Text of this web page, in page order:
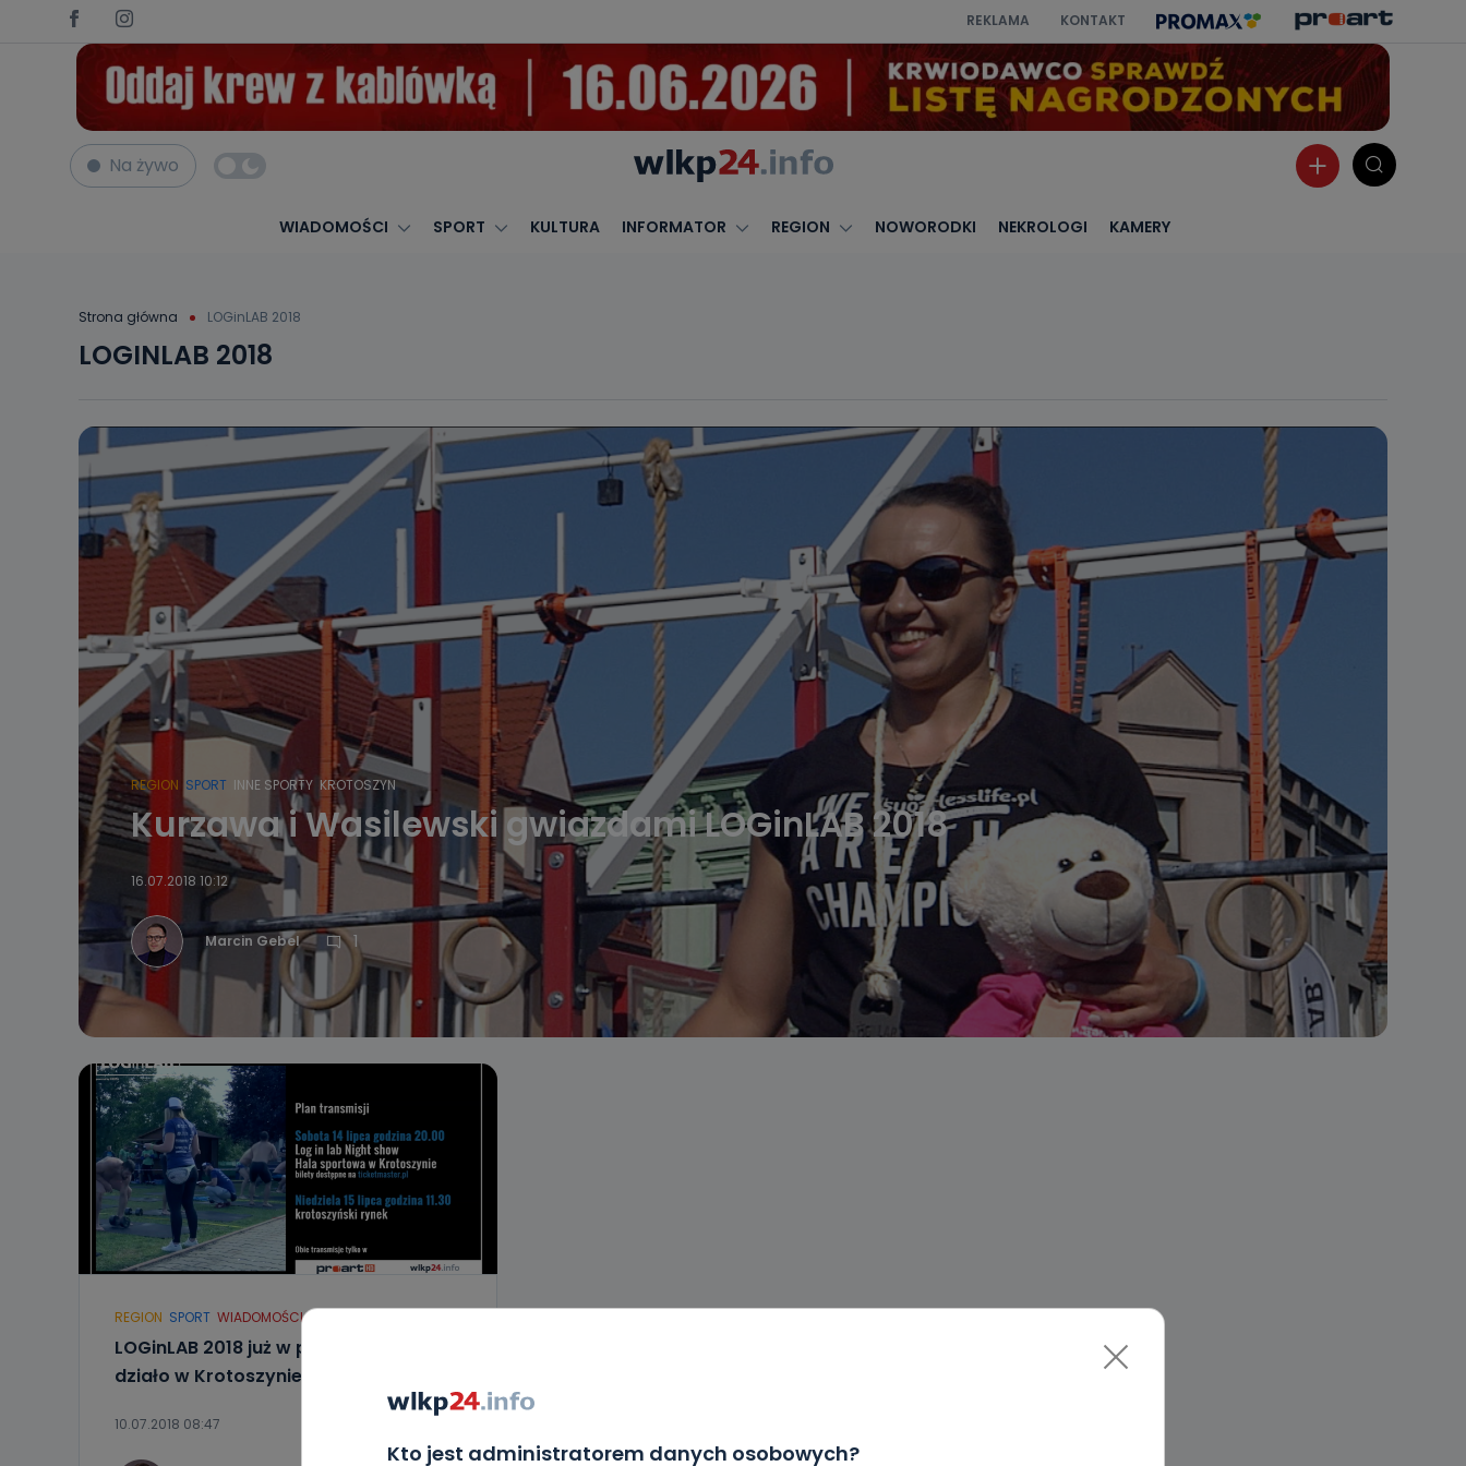
REKLAMA KONTAKT
Na żywo
WIADOMOŚCI SPORT KULTURA INFORMATOR REGION NOWORODKI NEKROLOGI KAMERY
Strona główna LOGinLAB 2018
Kto jest administratorem danych osobowych?
LOGINLAB 2018
REGION SPORT INNE SPORTY KROTOSZYN
Kurzawa i Wasilewski gwiazdami LOGinLAB 2018
16.07.2018 10:12
Marcin Gebel 1
REGION SPORT WIADOMOŚCI
LOGinLAB 2018 już w piątek. Będzie się
działo w Krotoszynie!
10.07.2018 08:47